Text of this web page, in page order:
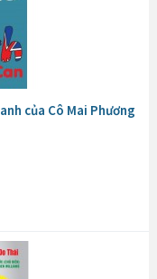
của Cô Mai Phương